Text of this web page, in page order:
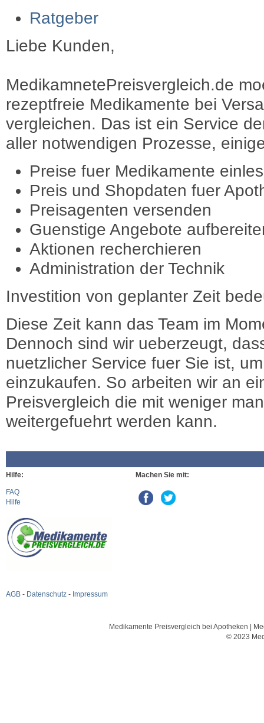
Ratgeber
Liebe Kunden,
MedikamnetePreisvergleich.de
rezeptfreie Medikamente bei
vergleichen. Das ist ein Service
aller notwendigen Prozesse,
Preise fuer Medikamente
Preis und Shopdaten fuer
Preisagenten versenden
Guenstige Angebote
Aktionen recherchieren
Administration der Technik
Investition von geplanter Zeit
Diese Zeit kann das Team im
Dennoch sind wir ueberzeugt,
nuetzlicher Service fuer Sie ist,
einzukaufen. So arbeiten wir an
Preisvergleich die mit weniger
weitergefuehrt werden kann.
Hilfe:
FAQ
Hilfe
AGB - Datenschutz - Impressum
Machen Sie mit:
Medikamente Preisvergleich bei Apotheken |
© 2023